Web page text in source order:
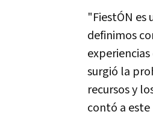
"FiestÓN
definimos
surgió la
recursos y
contó a